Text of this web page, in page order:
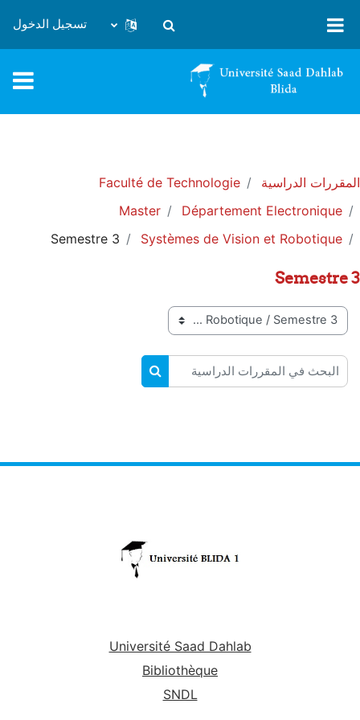
تبديل إدخال البحث
تسجيل الدخول
المقررات الدراسية
Faculté de Technologie
Département Electronique
Master
Systèmes de Vision et Robotique
Semestre 3
Semestre 3
تصنيفات المقررات
البحث في المقررات الدراسية
البحث في المقررات الدراسية
Université Saad Dahlab
Bibliothèque
SNDL